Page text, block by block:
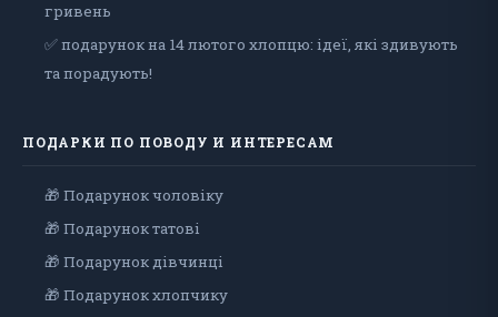
гривень
✅ подарунок на 14 лютого хлопцю: ідеї, які здивують
та порадують!
ПОДАРКИ ПО ПОВОДУ И ИНТЕРЕСАМ
🎁 Подарунок чоловiку
🎁 Подарунок татові
🎁 Подарунок дівчинці
🎁 Подарунок хлопчику